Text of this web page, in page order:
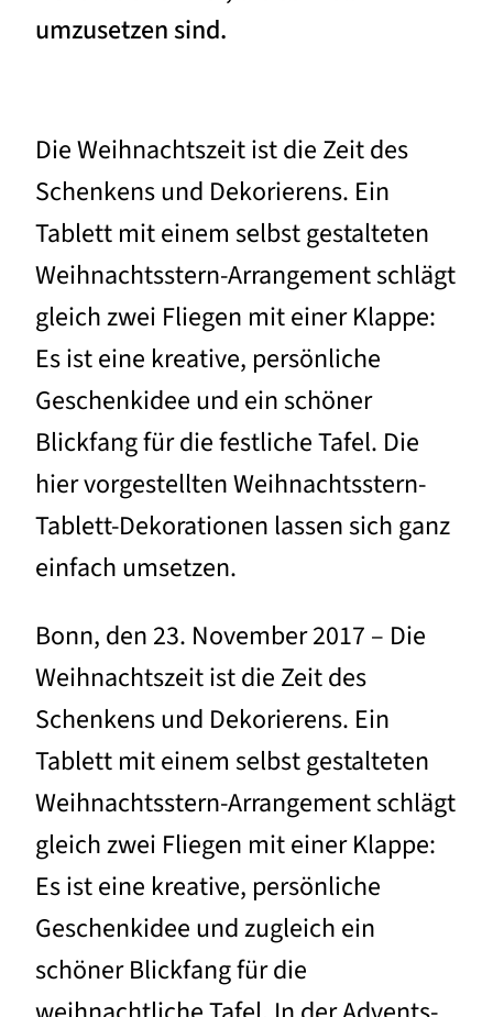
umzusetzen sind.
Die Weihnachtszeit ist die Zeit des
Schenkens und Dekorierens. Ein
Tablett mit einem selbst gestalteten
Weihnachtsstern-Arrangement schlägt
gleich zwei Fliegen mit einer Klappe:
Es ist eine kreative, persönliche
Geschenkidee und ein schöner
Blickfang für die festliche Tafel. Die
hier vorgestellten Weihnachtsstern-
Tablett-Dekorationen lassen sich ganz
einfach umsetzen.
Bonn, den 23. November 2017 – Die
Weihnachtszeit ist die Zeit des
Schenkens und Dekorierens. Ein
Tablett mit einem selbst gestalteten
Weihnachtsstern-Arrangement schlägt
gleich zwei Fliegen mit einer Klappe:
Es ist eine kreative, persönliche
Geschenkidee und zugleich ein
schöner Blickfang für die